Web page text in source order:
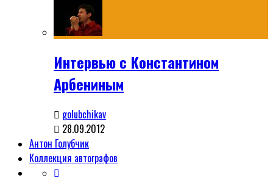
Интервью с Константином
Арбениным
golubchikav
28.09.2012
Антон Голубчик
Коллекция автографов